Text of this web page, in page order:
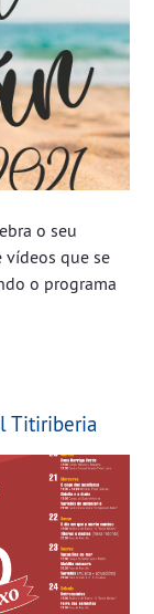
o seu
vídeos que se
o programa
Titiriberia